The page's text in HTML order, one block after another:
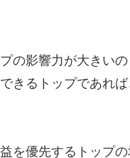
の影響力が大きいの
きるトップであれ
を優先するトップ